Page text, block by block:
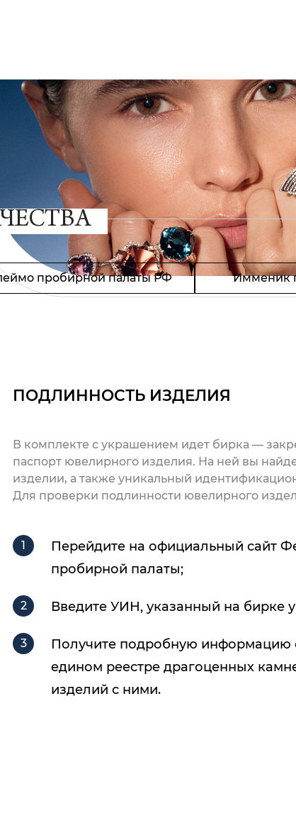
пробирной палаты РФ Имменик
ПОДЛИННОСТЬ ИЗДЕЛИЯ
В комплекте с украшением идет бирка —
паспорт ювелирного изделия. На ней вы
изделии, а также уникальный
Для проверки подлинности ювелирного
Перейдите на официальный сайт
пробирной палаты;
Введите УИН, указанный на бирке
Получите подробную информацию
едином реестре драгоценных
изделий с ними.